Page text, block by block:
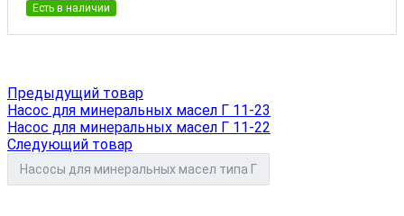
Есть в наличии
Предыдущий товар
Насос для минеральных масел Г 11-23
Насос для минеральных масел Г 11-22
Следующий товар
Насосы для минеральных масел типа Г